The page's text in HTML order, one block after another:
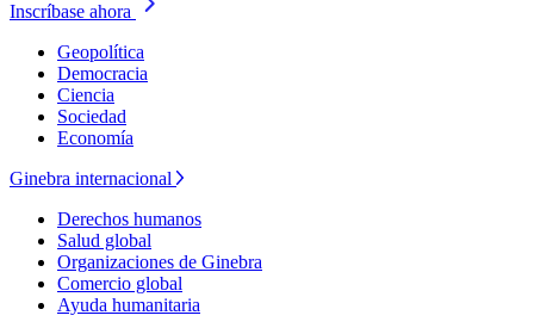
Inscríbase ahora
Geopolítica
Democracia
Ciencia
Sociedad
Economía
Ginebra internacional
Derechos humanos
Salud global
Organizaciones de Ginebra
Comercio global
Ayuda humanitaria